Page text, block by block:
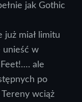
jak Gothic
już miał limitu
unieść w
ale
po
wciąż